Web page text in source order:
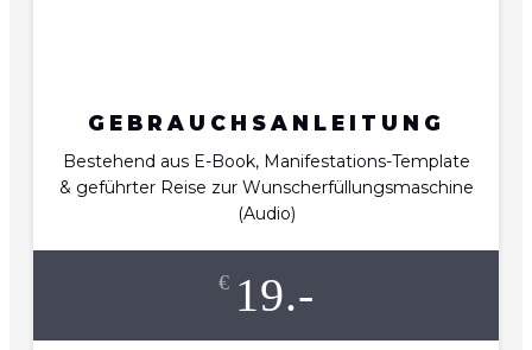
GEBRAUCHSANLEITUNG
Bestehend aus E-Book, Manifestations-Template
& geführter Reise zur Wunscherfüllungsmaschine
(Audio)
€ 19.-